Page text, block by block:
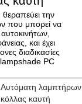
την
που μπορεί να
και έχει
διαδικασίες
PC
Αυτόματη
κόλλας καυτή